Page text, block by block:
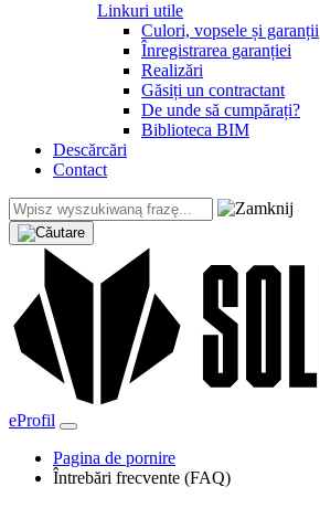
Linkuri utile
Culori, vopsele și garanții
Înregistrarea garanției
Realizări
Găsiți un contractant
De unde să cumpărați?
Biblioteca BIM
Descărcări
Contact
eProfil
Pagina de pornire
Întrebări frecvente (FAQ)